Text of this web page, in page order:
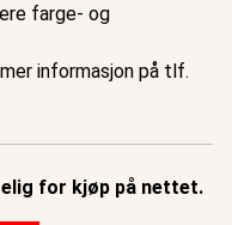
farge- og
informasjon på tlf.
for kjøp på nettet.